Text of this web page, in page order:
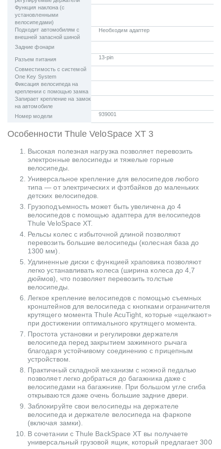
Функция наклона (с
установленными
велосипедами)
Подходит автомобилям с
внешней запасной шиной
Необходим адаптер
Задние фонари
Разъем питания
13-pin
Совместимость с системой
One Key System
Фиксация велосипеда на
креплении с помощью замка
Запирает крепление на замок
на автомобиле
Номер модели
939001
Особенности Thule VeloSpace XT 3
Высокая полезная нагрузка позволяет перевозить
электронные велосипеды и тяжелые горные
велосипеды.
Универсальное крепление для велосипедов любого
типа — от электрических и фэтбайков до маленьких
детских велосипедов.
Грузоподъемность может быть увеличена до 4
велосипедов с помощью адаптера для велосипедов
Thule VeloSpace XT.
Рельсы колес с избыточной длиной позволяют
перевозить большие велосипеды (колесная база до
1300 мм).
Удлиненные диски с функцией храповика позволяют
легко устанавливать колеса (ширина колеса до 4,7
дюймов), что позволяет перевозить толстые
велосипеды.
Легкое крепление велосипедов с помощью съемных
кронштейнов для велосипеда с кнопками ограничителя
крутящего момента Thule AcuTight, которые «щелкают»
при достижении оптимального крутящего момента.
Простота установки и регулировки держателя
велосипеда перед закрытием зажимного рычага
благодаря устойчивому соединению с прицепным
устройством.
Практичный складной механизм с ножной педалью
позволяет легко добраться до багажника даже с
велосипедами на багажнике. При большом угле сгиба
открываются даже очень большие задние двери.
Заблокируйте свои велосипеды на держателе
велосипеда и держателе велосипеда на фаркопе
(включая замки).
В сочетании с Thule BackSpace XT вы получаете
универсальный грузовой ящик, который предлагает 300